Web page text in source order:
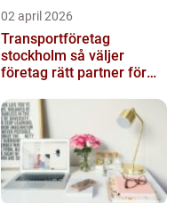
02 april 2026
Transportföretag
stockholm så väljer
företag rätt partner för